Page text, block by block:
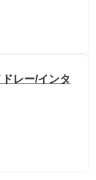
レー/インタ